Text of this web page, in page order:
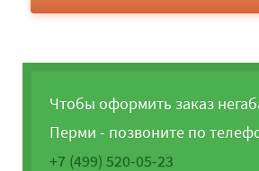
Чтобы оформить заказ
Перми - позвоните по
+7 (499) 520-05-23